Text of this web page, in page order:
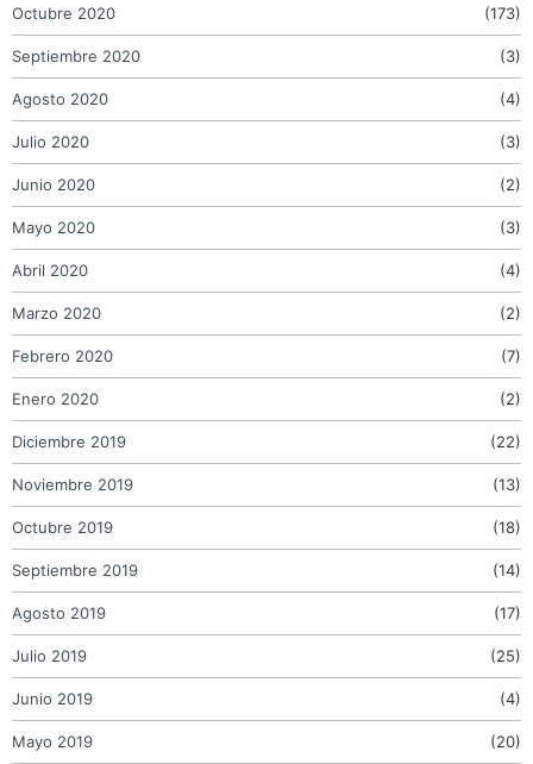
Octubre 2020 (173)
Septiembre 2020 (3)
Agosto 2020 (4)
Julio 2020 (3)
Junio 2020 (2)
Mayo 2020 (3)
Abril 2020 (4)
Marzo 2020 (2)
Febrero 2020 (7)
Enero 2020 (2)
Diciembre 2019 (22)
Noviembre 2019 (13)
Octubre 2019 (18)
Septiembre 2019 (14)
Agosto 2019 (17)
Julio 2019 (25)
Junio 2019 (4)
Mayo 2019 (20)